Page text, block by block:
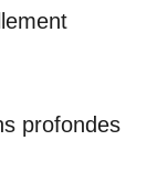
profondes